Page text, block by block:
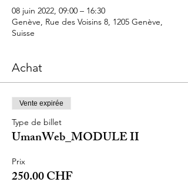
08 juin 2022, 09:00 – 16:30
Genève, Rue des Voisins 8, 1205 Genève,
Suisse
Achat
Vente expirée
Type de billet
UmanWeb_MODULE II
Prix
250.00 CHF